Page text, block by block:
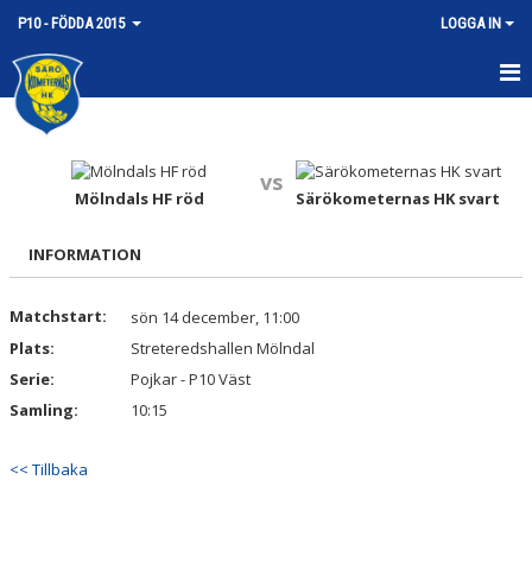
P10 - FÖDDA 2015 LOGGA IN
HEM
NYHETER
MATCHER
TRUPPEN
BILDGALLERI
DOKUMENT
KONTAKT
Mölndals HF röd
vs
Särökometernas HK svart
INFORMATION
Matchstart:
sön 14 december, 11:00
Plats:
Streteredshallen Mölndal
Serie:
Pojkar - P10 Väst
Samling:
10:15
<< Tillbaka